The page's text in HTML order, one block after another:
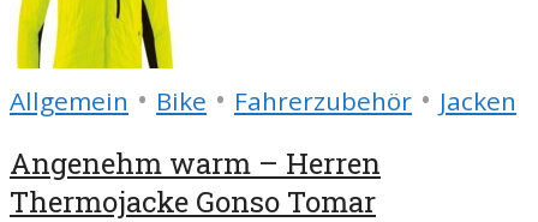
Allgemein • Bike • Fahrerzubehör • Jacken
Angenehm warm – Herren
Thermojacke Gonso Tomar